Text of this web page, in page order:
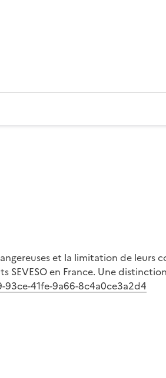
et la limitation de leurs
en France. Une
41fe-9a66-8c4a0ce3a2d4